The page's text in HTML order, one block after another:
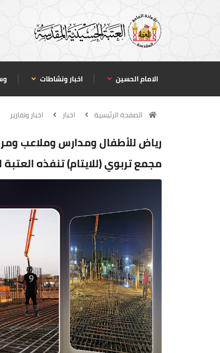
الامام الحسين اخبار ونشاطات
الصفحة الرئيسية اخبار اخبار وتقارير
رياض للأطفال ومدارس وملاعب
مجمع تربوي (للايتام) تنفذه العتبة